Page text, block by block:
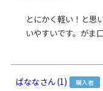
本体内ポケ
がま口外ポ
＜重さ＞
とにかく軽い！と思
いやすいです。がま
ばなな 1 購入者